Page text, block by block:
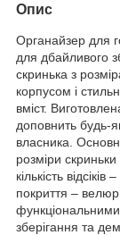
Опис
Органайзер для
для дбайливого
скринька з
корпусом і
вміст.
доповнить будь-
власника.
розміри
кількість
покриття –
зберігання та